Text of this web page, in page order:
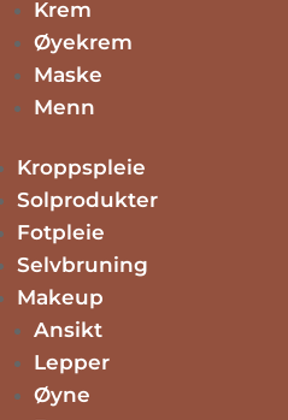
Krem
Øyekrem
Maske
Menn
Kroppspleie
Solprodukter
Fotpleie
Selvbruning
Makeup
Ansikt
Lepper
Øyne
kr999.00
kr1589.00 Legg i handlekurv
kr1069.00